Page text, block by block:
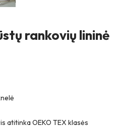
rankovių lininė
atitinka OEKO TEX klasės